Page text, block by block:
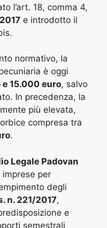
l’art. 18, comma 4,
e introdotto il
normativo, la
è oggi
15.000 euro, salvo
In precedenza, la
più elevata,
compresa tra
.
Legale Padovan
per
degli
n. 221/2017,
e
semestrali